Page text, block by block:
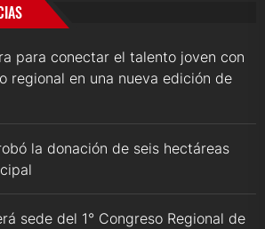
para conectar el talento joven con
regional en una nueva edición de
la donación de seis hectáreas
sede del 1° Congreso Regional de